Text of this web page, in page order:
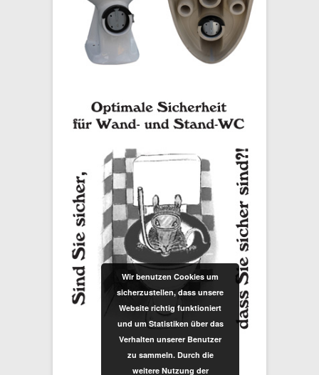
Wir benutzen Cookies um
sicherzustellen, dass unsere
Website richtig funktioniert
und um Statistiken über das
Verhalten unserer Benutzer
zu sammeln. Durch die
weitere Nutzung der